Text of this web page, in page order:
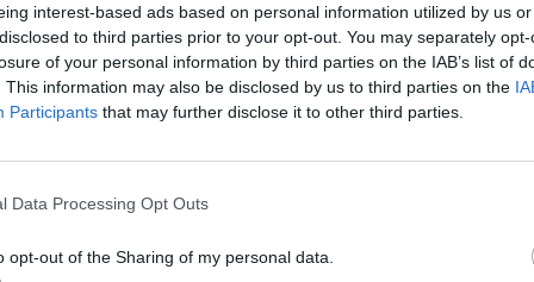
interest-based ads based on personal information utilized by us
to third parties prior to your opt-out. You may separately
of your personal information by third parties on the IAB’s list of
This information may also be disclosed by us to third parties on the
Participants that may further disclose it to other third parties.
Data Processing Opt Outs
opt-out of the Sharing of my personal data.
a romániai polgárok az ország
sodródásától tartanak a
leginkább – derül ki egy friss közvélemény-